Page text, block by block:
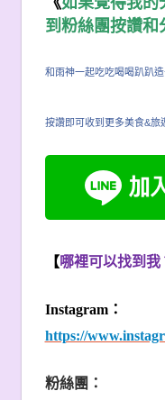
到粉絲團按讚和
和雨神一起吃吃喝喝趴趴
按讚即可收到更多美食&旅
【哪裡可以找到我
Instagram：
https://
粉絲團：